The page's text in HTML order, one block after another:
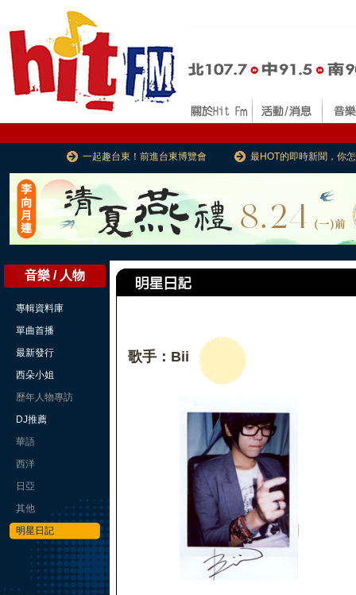
一起趣台東！前進台東博覽會 最HOT的即時新聞，你
音樂 / 人物
專輯資料庫
單曲首播
最新發行
西朵小姐
歷年人物專訪
DJ推薦
華語
西洋
日亞
其他
明星日記
歌手：Bii